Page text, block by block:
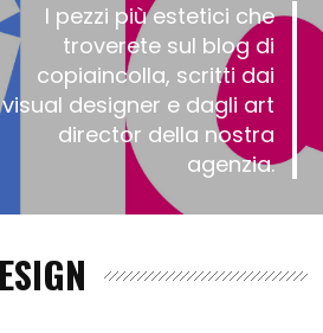
I pezzi più estetici che
troverete sul blog di
copiaincolla, scritti dai
visual designer e dagli art
director della nostra
agenzia.